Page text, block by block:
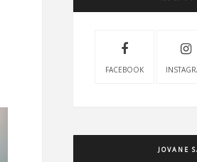
FACEBOOK
JOVANE